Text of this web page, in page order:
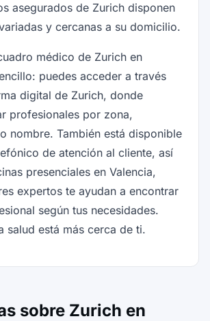
asegurados de Zurich disponen
y cercanas a su domicilio.
médico de Zurich en
puedes acceder a través
digital de Zurich, donde
profesionales por zona,
nombre. También está disponible
de atención al cliente, así
presenciales en Valencia,
expertos te ayudan a encontrar
según tus necesidades.
salud está más cerca de ti.
sobre Zurich en